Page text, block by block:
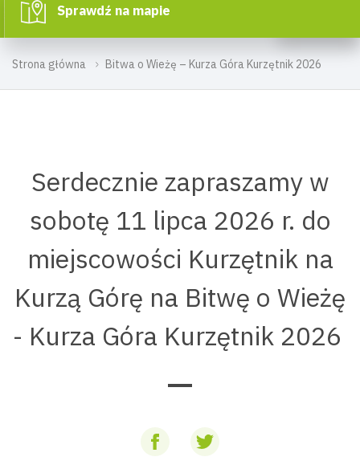
Strona główna Bitwa o Wieżę – Kurza Góra Kurzętnik 2026
Sprawdź na mapie
Serdecznie zapraszamy w
sobotę 11 lipca 2026 r. do
miejscowości Kurzętnik na
Kurzą Górę na Bitwę o Wieżę
- Kurza Góra Kurzętnik 2026